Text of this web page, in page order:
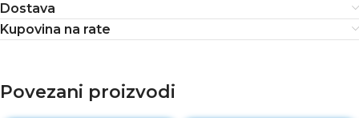
Dostava
Kupovina na rate
Povezani proizvodi